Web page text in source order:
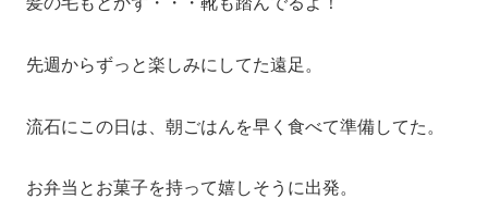
先週からずっと楽しみにしてた遠足。
流石にこの日は、朝ごはんを早く食べて準備してた。
お弁当とお菓子を持って嬉しそうに出発。